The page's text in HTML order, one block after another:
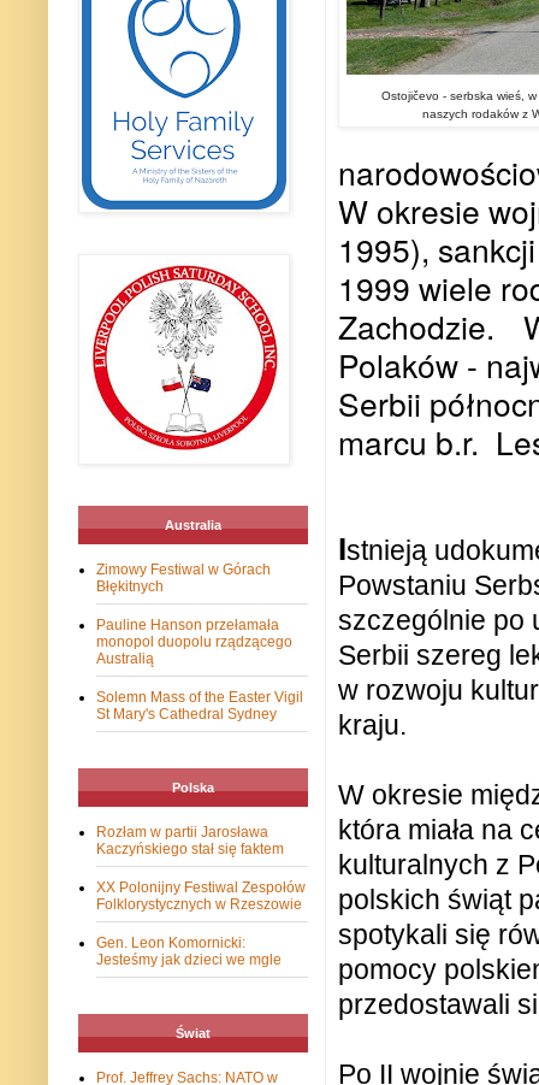
Ostojičevo - serbska wieś,
naszych rodaków z
W okresie
1995),
1999 wiele
Zachodzie.
Polaków -
Serbii
marcu b.r.
Istnieją
Powstaniu
szczególnie po
Serbii szereg
w rozwoju
kraju.
W okresie
która miała na
kulturalnych z
polskich świąt
spotykali się
pomocy
przedostawali
Po II wojnie
Australia
Zimowy Festiwal w Górach
Błękitnych
Pauline Hanson przełamała
monopol duopolu rządzącego
Australią
Solemn Mass of the Easter Vigil
St Mary's Cathedral Sydney
Polska
Rozłam w partii Jarosława
Kaczyńskiego stał się faktem
XX Polonijny Festiwal Zespołów
Folklorystycznych w Rzeszowie
Gen. Leon Komornicki:
Jesteśmy jak dzieci we mgle
Świat
Prof. Jeffrey Sachs: NATO w